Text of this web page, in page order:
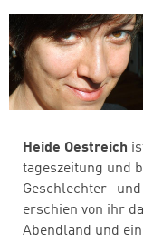
Heide Oestreich
tageszeitung und
Geschlechter-
erschien von ihr
Abendland und